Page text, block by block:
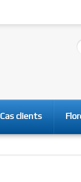
Cas clients